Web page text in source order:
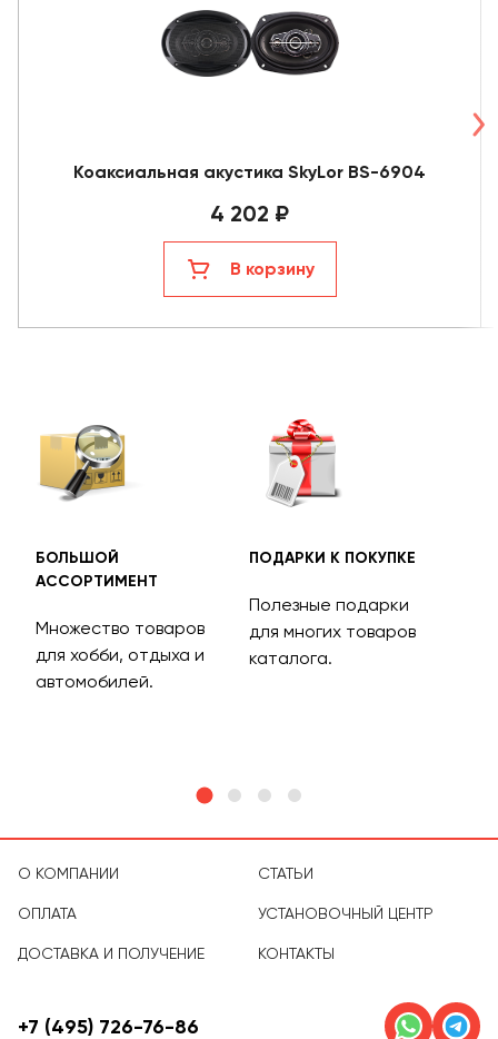
Коаксиальная акустика SkyLor BS-6904
4 202 ₽
В корзину
БОЛЬШОЙ
АССОРТИМЕНТ
Множество товаров
для хобби, отдыха и
автомобилей.
ПОДАРКИ К ПОКУПКЕ
Полезные подарки
для многих товаров
каталога.
О КОМПАНИИ
ОПЛАТА
ДОСТАВКА И ПОЛУЧЕНИЕ
СТАТЬИ
УСТАНОВОЧНЫЙ ЦЕНТР
КОНТАКТЫ
+7 (495) 726-76-86